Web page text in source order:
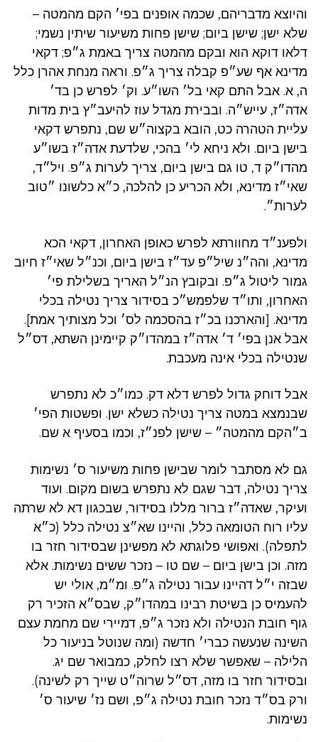
והיוצא מדבריהם, שכמה אופנים בפי׳ הקם מהמטה –
שלא ישן; שישן ביום; שישן פחות משיעור שיתין נשמי;
דלאו דוקא הוא ובקם מהמטה צריך באמת ג״פ; דקאי
מדינא אף שע״פ קבלה צריך ג״פ. וראה מנחת אהרן כלל
ה, א. אבל התם קאי בל׳ השו״ע. וק׳ לפרש כן בד׳
אדה״ז, עייש״ה. ובבירת מגדל עוז להיעב״ץ בית מדות
עליית הטהרה כט, הובא בקצוה״ש שם, נתפרש דקאי
בישן ביום. ולא ניחא לי׳ בהכי, שלדעת אדה״ז בשו״ע
מהדו״ק ד, טו גם בישן ביום, צריך לערות ג״פ. ויל״ד,
שאי״ז מדינא, ולא הכריע כן להלכה, כ״א כלשונו ״טוב
לערות״.
ולפענ״ד מחוורתא לפרש כאופן האחרון, דקאי הכא
מדינא, והה״נ שיל״פ עד״ז בישן ביום, וכנ״ל שאי״ז חיוב
גמור ליטול ג״פ. ובקובץ הנ״ל האריך בשלילת פי׳
האחרון, ותו״ד שלפמש״כ בסידור צריך נטילה בכלי
מדינא. [והארכנו בכ״ז בהסכמה לס׳ וכל מצותיך אמת].
אבל אנן בפי׳ ד׳ אדה״ז במהדו״ק קיימינן השתא, דס״ל
שנטילה בכלי אינה מעכבת.
אבל דוחק גדול לפרש דלא דק. כמו״כ לא נתפרש
שבנמצא במטה צריך נטילה כשלא ישן. ופשטות הפי׳
ב״הקם מהמטה״ – שישן לפנ״ז, וכמו בסעיף א שם.
גם לא מסתבר לומר שבישן פחות משיעור ס׳ נשימות
צריך נטילה, דבר שגם לא נתפרש בשום מקום. ועוד
ועיקר, שאדה״ז ברור מללו בסידור, שבכגון דא לא שרתה
עליו רוח הטומאה כלל, והיינו שא״צ נטילה כלל (כ״א
לתפלה). ואפושי פלוגתא לא מפשינן שבסידור חזר בו
מזה. וכן בישן ביום – שם טו – נזכר ששים נשימות. אלא
שבזה י״ל דהיינו עבור נטילה ג״פ. ומ״מ, אולי יש
להעמיס כן בשיטת רבינו במהדו״ק, שבס״א הזכיר רק
גוף חובת הנטילה ולא נזכר ג״פ, דמיירי שם מחמת עצם
השינה שנעשה כברי׳ חדשה (ומה שנוטל בניעור כל
הלילה – שאפשר שלא רצו לחלק, כמבואר שם יג.
ובסידור חזר בו מזה, דס״ל שרוה״ט שייך רק לשינה).
ורק בס״ד נזכר חובת נטילה ג״פ, ושם נז׳ שיעור ס׳
נשימות.